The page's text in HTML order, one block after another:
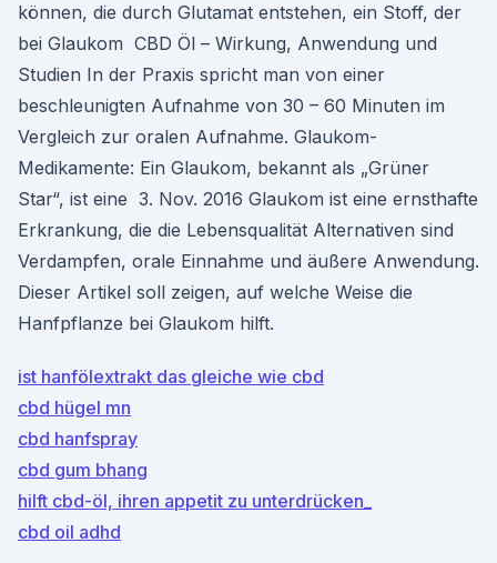
können, die durch Glutamat entstehen, ein Stoff, der
bei Glaukom CBD Öl – Wirkung, Anwendung und
Studien In der Praxis spricht man von einer
beschleunigten Aufnahme von 30 – 60 Minuten im
Vergleich zur oralen Aufnahme. Glaukom-
Medikamente: Ein Glaukom, bekannt als „Grüner
Star“, ist eine 3. Nov. 2016 Glaukom ist eine ernsthafte
Erkrankung, die die Lebensqualität Alternativen sind
Verdampfen, orale Einnahme und äußere Anwendung.
Dieser Artikel soll zeigen, auf welche Weise die
Hanfpflanze bei Glaukom hilft.
ist hanfölextrakt das gleiche wie cbd
cbd hügel mn
cbd hanfspray
cbd gum bhang
hilft cbd-öl, ihren appetit zu unterdrücken_
cbd oil adhd